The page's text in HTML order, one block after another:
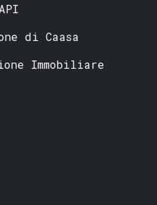
di Caasa
Immobiliare